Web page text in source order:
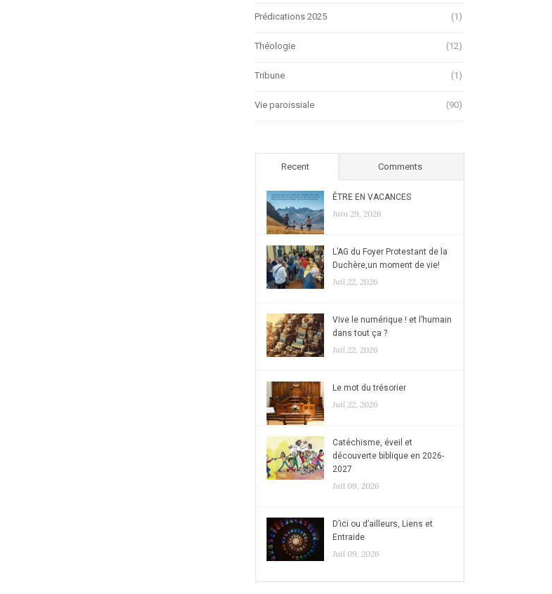
Prédications 2025 (1)
Théologie (12)
Tribune (1)
Vie paroissiale (90)
Recent Comments
ÊTRE EN VACANCES
Juin 29, 2026
L’AG du Foyer Protestant de la
Duchère,un moment de vie!
Juil 22, 2026
Vive le numérique ! et l’humain
dans tout ça ?
Juil 22, 2026
Le mot du trésorier
Juil 22, 2026
Catéchisme, éveil et
découverte biblique en 2026-
2027
Juil 09, 2026
D’ici ou d’ailleurs, Liens et
Entraide
Juil 09, 2026